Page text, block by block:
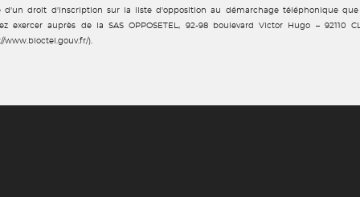
d'un droit d'inscription sur la liste d'opposition au démarchage téléphonique que
exercer auprès de la SAS OPPOSETEL, 92-98 boulevard Victor Hugo – 92110
www.bloctel.gouv.fr/).